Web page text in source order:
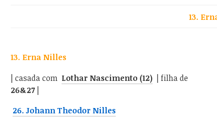
13.
13. Erna Nilles
| casada com Lothar Nascimento (12) | filha de
26&27 |
26. Johann Theodor Nilles